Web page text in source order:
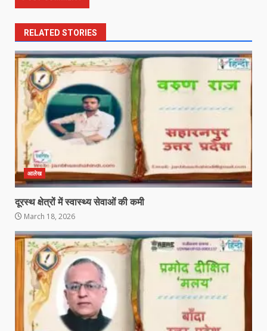
RELATED STORIES
आलेख
दूरस्थ क्षेत्रों में स्वास्थ्य सेवाओं की कमी
March 18, 2026